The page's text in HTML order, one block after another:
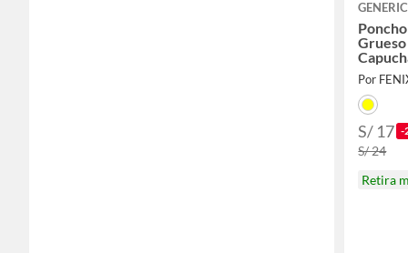
Grueso
Por
S/ 17 -
S/ 24
Retira